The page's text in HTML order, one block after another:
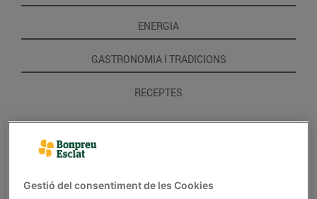
ENERGIA
GASTRONOMIA I TRADICIONS
RECEPTES
Gestió del consentiment de les Cookies